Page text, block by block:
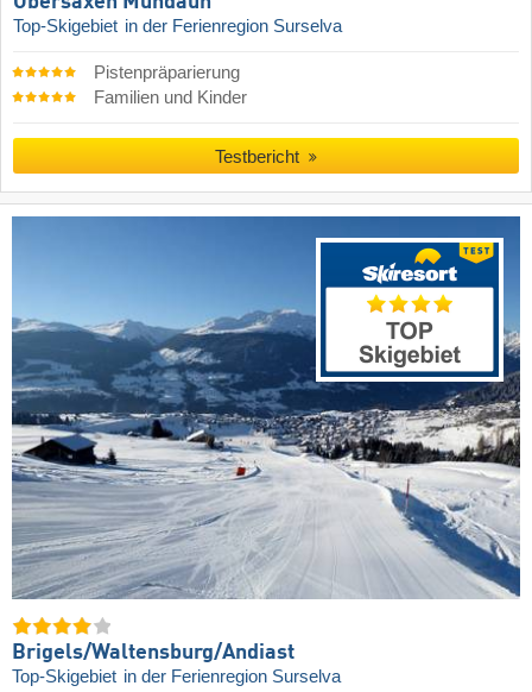
Top-Skigebiet in der Ferienregion Surselva
Pistenpräparierung
Familien und Kinder
Testbericht
Brigels/​Waltensburg/​Andiast
Top-Skigebiet in der Ferienregion Surselva